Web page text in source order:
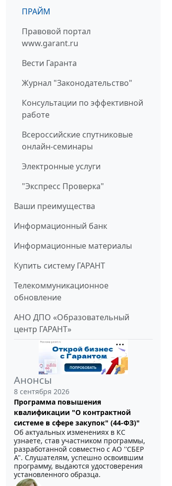
ПРАЙМ
Правовой портал
www.garant.ru
Вести Гаранта
Журнал "Законодательство"
Консультации по эффективной
работе
Всероссийские спутниковые
онлайн-семинары
Электронные услуги
"Экспресс Проверка"
Ваши преимущества
Информационный банк
Информационные материалы
Купить систему ГАРАНТ
Телекоммуникационное
обновление
АНО ДПО «Образовательный
центр ГАРАНТ»
Анонсы
8 сентября 2026
Программа повышения
квалификации "О контрактной
системе в сфере закупок" (44-ФЗ)"
Об актуальных изменениях в КС
узнаете, став участником программы,
разработанной совместно с АО ''СБЕР
А". Слушателям, успешно освоившим
программу, выдаются удостоверения
установленного образца.